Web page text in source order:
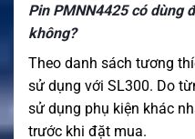
Pin PMNN4425 có dùng
không?
Theo danh sách tương
sử dụng với SL300. Do
sử dụng phụ kiện khác
trước khi đặt mua.